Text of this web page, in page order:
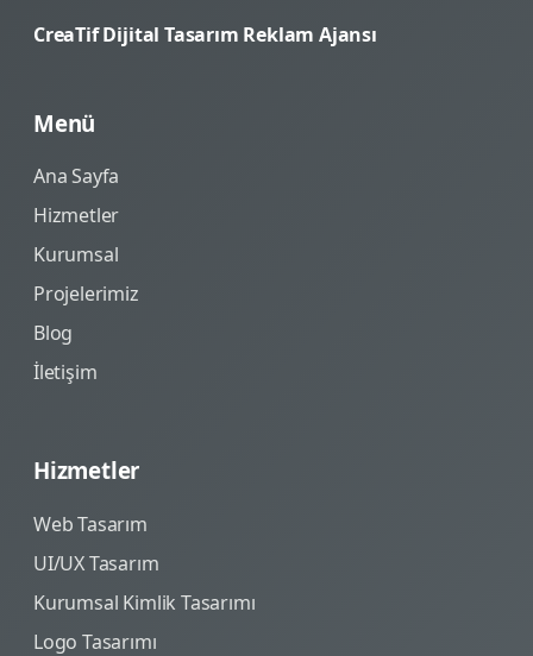
CreaTif Dijital Tasarım Reklam Ajansı
Menü
Ana Sayfa
Hizmetler
Kurumsal
Projelerimiz
Blog
İletişim
Hizmetler
Web Tasarım
UI/UX Tasarım
Kurumsal Kimlik Tasarımı
Logo Tasarımı